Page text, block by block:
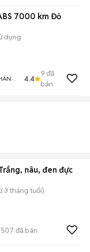
7000 km Đỏ
dụng
4.4
9 đã
bán
nâu, đen đực
3 tháng tuổi)
đã bán